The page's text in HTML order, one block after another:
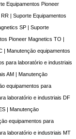
Equipamentos Pioneer
| Suporte Equipamentos
SP | Suporte
Pioneer Magnetics TO |
| Manutençāo equipamentos
para laboratório e industriais
AM | Manutençāo
equipamentos para
laboratório e industriais DF
| Manutençāo
equipamentos para
laboratório e industriais MT